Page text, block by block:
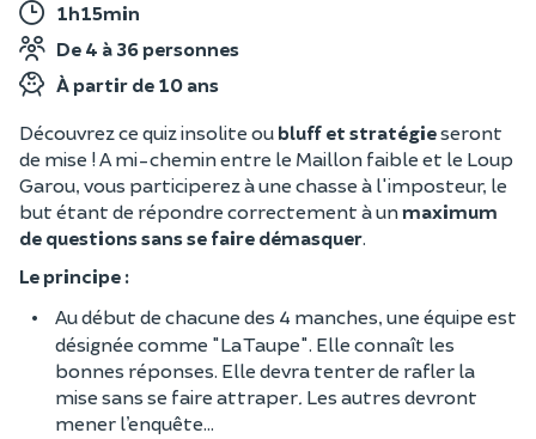
1h15min
De 4 à 36 personnes
À partir de 10 ans
Découvrez ce quiz insolite ou bluff et stratégieseront
de mise ! A mi-chemin entre le Maillon faible et le Loup
Garou, vous participerez à une chasse à l'imposteur, le
but étant de répondre correctement à unmaximum
de questions sans se faire démasquer.
Le principe :
Au début de chacune des 4 manches, une équipe est
désignée comme "La Taupe". Elle connaît les
bonnes réponses. Elle devra tenter de rafler la
mise sans se faire attraper. Les autres devront
mener l’enquête...